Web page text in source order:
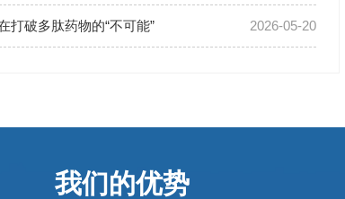
打破多肽药物的“不可能” 2026-05-20
我们的优势